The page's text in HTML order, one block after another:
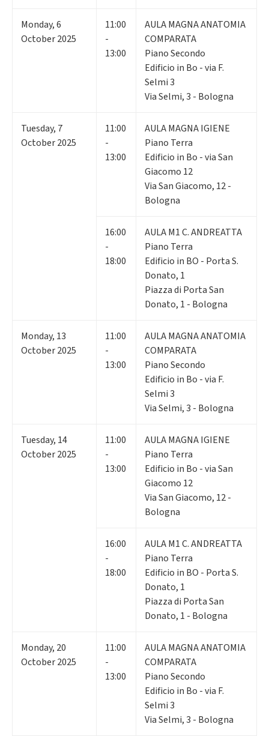
Monday,6
October 2025
11:00
-
13:00
AULA MAGNA ANATOMIA
COMPARATA
Piano Secondo
Edificio in Bo - via F.
Selmi 3
Via Selmi, 3 - Bologna
Tuesday, 7
October 2025
11:00
-
13:00
AULA MAGNA IGIENE
Piano Terra
Edificio in Bo - via San
Giacomo 12
Via San Giacomo, 12 -
Bologna
16:00
-
18:00
AULA M1 C. ANDREATTA
Piano Terra
Edificio in BO - Porta S.
Donato, 1
Piazza di Porta San
Donato, 1 - Bologna
Monday, 13
October 2025
11:00
-
13:00
AULA MAGNA ANATOMIA
COMPARATA
Piano Secondo
Edificio in Bo - via F.
Selmi 3
Via Selmi, 3 - Bologna
Tuesday, 14
October 2025
11:00
-
13:00
AULA MAGNA IGIENE
Piano Terra
Edificio in Bo - via San
Giacomo 12
Via San Giacomo, 12 -
Bologna
16:00
-
18:00
AULA M1 C. ANDREATTA
Piano Terra
Edificio in BO - Porta S.
Donato, 1
Piazza di Porta San
Donato, 1 - Bologna
Monday, 20
October 2025
11:00
-
13:00
AULA MAGNA ANATOMIA
COMPARATA
Piano Secondo
Edificio in Bo - via F.
Selmi 3
Via Selmi, 3 - Bologna